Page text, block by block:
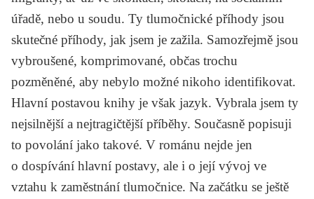
úřadě, nebo u soudu. Ty tlumočnické příhody jsou
skutečné příhody, jak jsem je zažila. Samozřejmě jsou
vybroušené, komprimované, občas trochu
pozměněné, aby nebylo možné nikoho identifikovat.
Hlavní postavou knihy je však jazyk. Vybrala jsem ty
nejsilnější a nejtragičtější příběhy. Současně popisuji
to povolání jako takové. V románu nejde jen
o dospívání hlavní postavy, ale i o její vývoj ve
vztahu k zaměstnání tlumočnice. Na začátku se ještě